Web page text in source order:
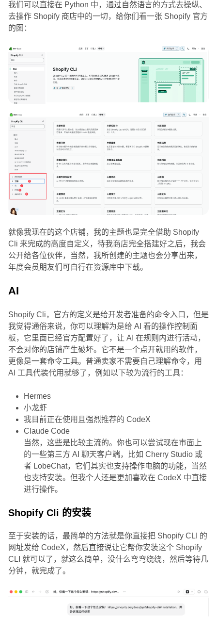
我们可以直接在 Python 中，通过自然语言的方式去操纵、
去操作 Shopify 商店中的一切，给你们看一张 Shopify 官方
的图：
就像我现在的这个店铺，我的主题也是完全借助 Shopify
Cli 来完成的高度自定义，待我商店完全搭建好之后，我会
公开给各位伙伴，当然，我所创建的主题也会分享出来，
年度会员朋友们可自行在资源库中下载。
AI
Shopify Cli，官方的定义是给开发者准备的命令入口，但是
我觉得通俗来说，你可以理解为是给 AI 看的操作控制面
板，它里面已经官方配置好了，让 AI 在规则内进行活动，
不会对你的店铺产生破坏。它不是一个点开就用的软件，
更像是一套命令工具。普通卖家不需要自己理解命令，用
AI 工具代装代用就够了，例如以下较为流行的工具：
Hermes
小龙虾
我目前正在使用且强烈推荐的 CodeX
Claude Code
当然，这些是比较主流的。你也可以尝试现在市面上
的一些第三方 AI 聊天客户端，比如 Cherry Studio 或
者 LobeChat，它们其实也支持操作电脑的功能，当然
也支持安装。但我个人还是更加喜欢在 CodeX 中直接
进行操作。
Shopify Cli 的安装
至于安装的话，最简单的方法就是你直接把 Shopify CLI 的
网址发给 CodeX，然后直接说让它帮你安装这个 Shopify
CLI 就可以了，就这么简单，没什么弯弯绕绕，然后等待几
分钟，就完成了。